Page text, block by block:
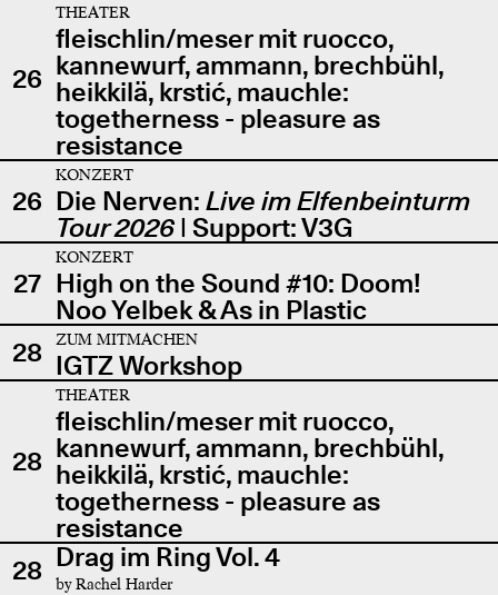
26
THEATER
fleischlin/meser mit ruocco,
kannewurf, ammann, brechbühl,
heikkilä, krstić, mauchle:
togetherness - pleasure as
resistance
26
KONZERT
Die Nerven: Live im Elfenbeinturm
Tour 2026| Support: V3G
27
KONZERT
High on the Sound #10: Doom!
Noo Yelbek & As in Plastic
28
ZUM MITMACHEN
IGTZ Workshop
28
THEATER
fleischlin/meser mit ruocco,
kannewurf, ammann, brechbühl,
heikkilä, krstić, mauchle:
togetherness - pleasure as
resistance
28 Drag im Ring Vol. 4
by Rachel Harder